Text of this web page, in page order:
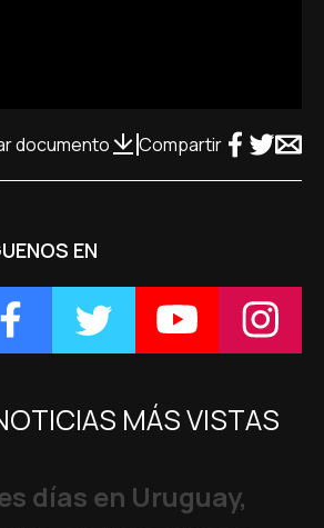
documento Compartir
EN
MÁS VISTAS
días en Uruguay,